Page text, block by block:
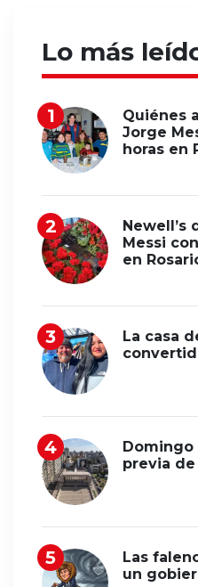
Lo más
Quiénes
Jorge
horas en
Newell’s
Messi
en
La casa
Domingo
previa
Las
un